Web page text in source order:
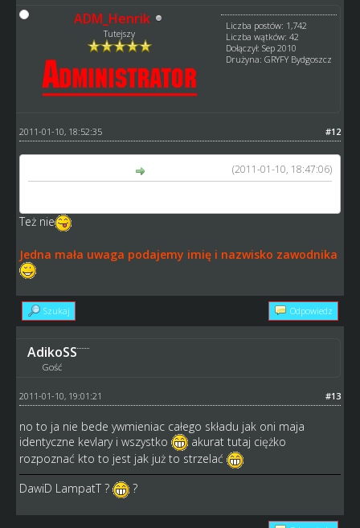
ADM_Henrik
Tutejszy
Liczba postów: 1,742
Liczba wątków: 42
Dołączył: Sep 2010
Drużyna: GRYFY Bydgoszcz
#12
2011-01-10, 18:52:35
(2011-01-10, 18:47:06)
Też nie
Jedna mała uwaga podajemy imię i nazwisko zawodnika
Szukaj Odpowiedz
AdikoSS
Gość
#13
2011-01-10, 19:01:21
no to ja nie bede ywmieniac całego składu jak oni maja
identyczne kevlary i wszystko
akurat tutaj ciężko
rozpoznać kto to jest jak już to strzelać
DawiD LampatT ?
?